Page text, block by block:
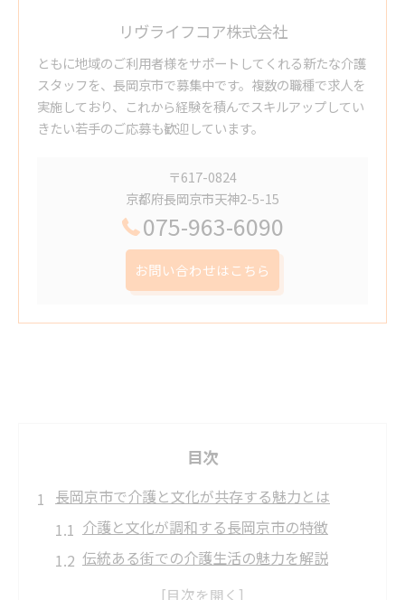
リヴライフコア株式会社
ともに地域のご利用者様をサポートしてくれる新たな介護
スタッフを、長岡京市で募集中です。複数の職種で求人を
実施しており、これから経験を積んでスキルアップしてい
きたい若手のご応募も歓迎しています。
〒617-0824
京都府長岡京市天神2-5-15
075-963-6090
お問い合わせはこちら
目次
長岡京市で介護と文化が共存する魅力とは
介護と文化が調和する長岡京市の特徴
伝統ある街での介護生活の魅力を解説
長岡京市選びで重視したい介護と住みやす